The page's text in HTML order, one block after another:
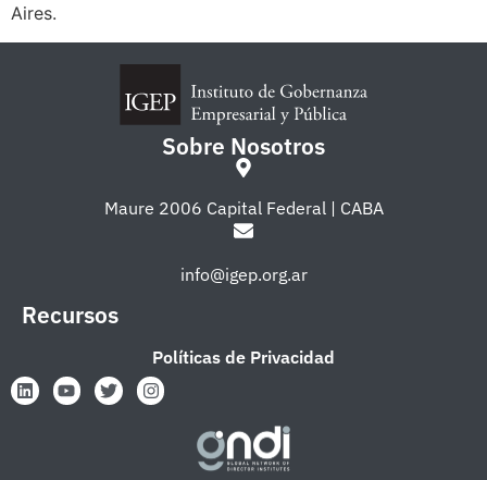
Aires.
Sobre Nosotros
Maure 2006 Capital Federal | CABA
info@igep.org.ar
Recursos
Políticas de Privacidad